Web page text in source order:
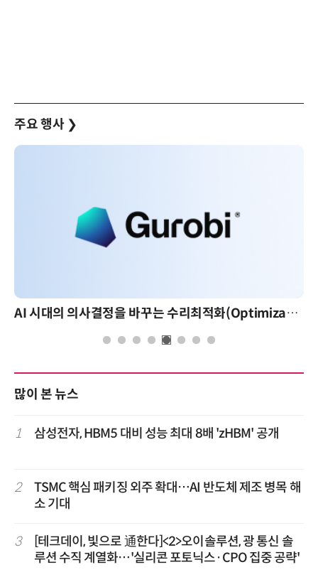
주요 행사 ❯
AI 시대의 의사결정을 바꾸는 수리최적화(Optimization): 실제 산업 적용 사례와 활용 전략
많이 본 뉴스
1 삼성전자, HBM5 대비 성능 최대 8배 'zHBM' 공개
2
TSMC 핵심 패키징 외주 확대…AI 반도체 제조 병목 해
소 기대
3
[테크데이, 빛으로 通한다]<2>오이솔루션, 광 통신 솔
루션 수직 계열화…'실리콘 포토닉스·CPO 집중 공략'